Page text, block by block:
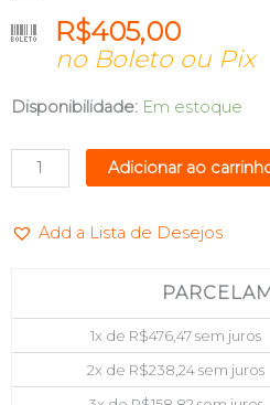
R$405,00
no Boleto ou Pix
Disponibilidade: Em estoque
SSD
NVME
2280
FUTURETECH
quantidade
Adicionar ao
Add a Lista de Desejos
1x de R$476,47sem juros
2x de R$238,24sem juros